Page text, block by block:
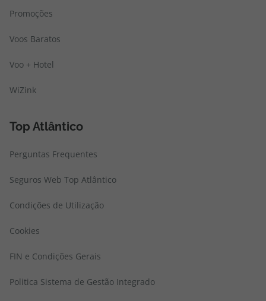
Promoções
Voos Baratos
Voo + Hotel
WiZink
Top Atlântico
Perguntas Frequentes
Seguros Web Top Atlântico
Condições de Utilização
Cookies
FIN e Condições Gerais
Politica Sistema de Gestão Integrado